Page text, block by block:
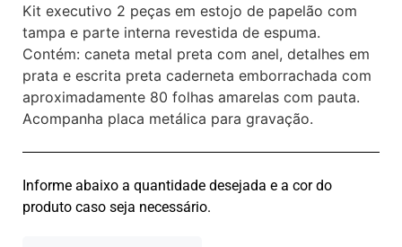
Kit executivo 2 peças em estojo de papelão com
tampa e parte interna revestida de espuma.
Contém: caneta metal preta com anel, detalhes em
prata e escrita preta caderneta emborrachada com
aproximadamente 80 folhas amarelas com pauta.
Acompanha placa metálica para gravação.
Informe abaixo a quantidade desejada e a cor do
produto caso seja necessário.